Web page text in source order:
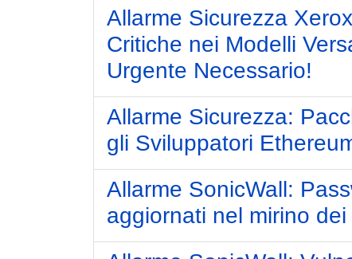
Allarme Sicurezza
Critiche nei Modelli
Urgente Necessario!
Allarme Sicurezza:
gli Sviluppatori
Allarme SonicWall:
aggiornati nel mirino